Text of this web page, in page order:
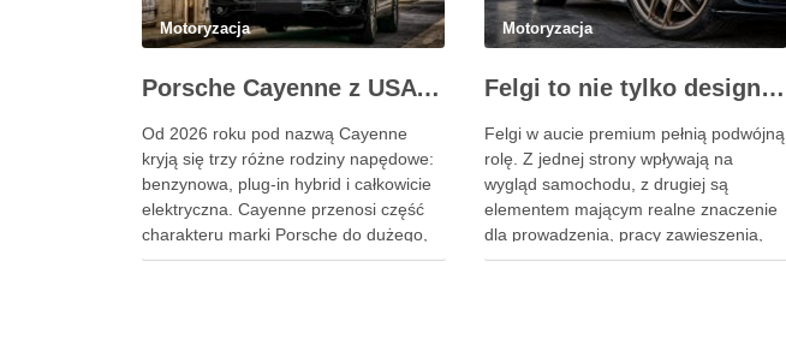
Motoryzacja
Porsche Cayenne z USA – SUV z duszą 911
Od 2026 roku pod nazwą Cayenne
kryją się trzy różne rodziny napędowe:
benzynowa, plug-in hybrid i całkowicie
elektryczna. Cayenne przenosi część
charakteru marki Porsche do dużego,
pięcioosobowego SUV-a, ale pozostaje
Motoryzacja
Felgi to nie tylko design. Dlaczego profesjonalny dobór jest ważniejszy niż niska cena na aukcji?
Felgi w aucie premium pełnią podwójną
rolę. Z jednej strony wpływają na
wygląd samochodu, z drugiej są
elementem mającym realne znaczenie
dla prowadzenia, pracy zawieszenia,
skuteczności hamowania i codziennego